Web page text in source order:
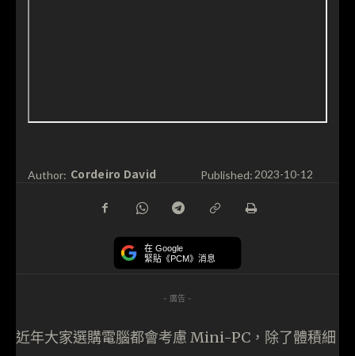
Author: Cordeiro David Published:2023-10-12
在 Google
緊貼《PCM》消息
- 廣告 -
近年大家選購電腦都會考慮 Mini-PC，除了體積細